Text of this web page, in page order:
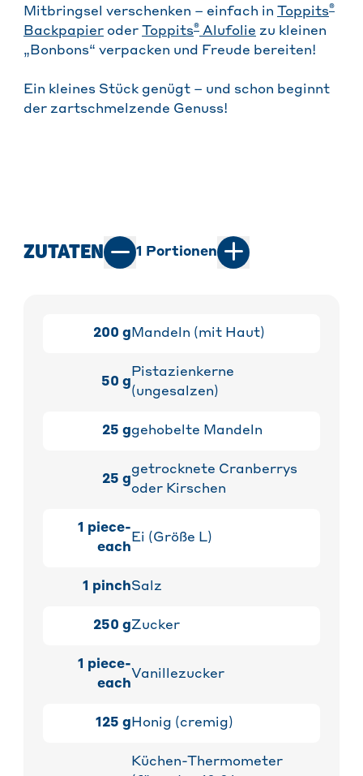
Mitbringsel verschenken – einfach in
Toppits®
Backpapier oder Toppits® Alufolie zu kleinen
„Bonbons“ verpacken und Freude bereiten!
Ein kleines Stück genügt – und schon beginnt
der zartschmelzende Genuss!
ZUTATEN 1 Portionen
200 g Mandeln (mit Haut)
50 g
Pistazienkerne
(ungesalzen)
25 ggehobelte Mandeln
25 g
getrocknete Cranberrys
oder Kirschen
1 piece-
each
Ei (Größe L)
1 pinchSalz
250 gZucker
1 piece-
each
Vanillezucker
125 g Honig (cremig)
Küchen-Thermometer